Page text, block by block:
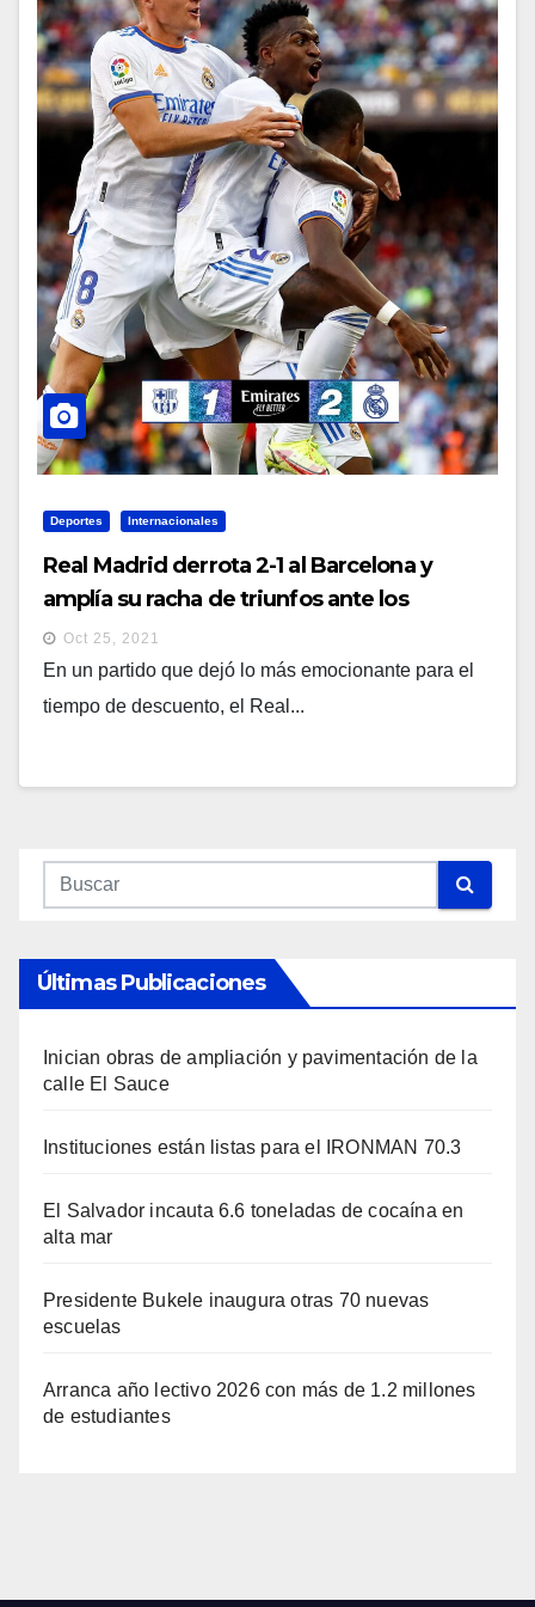
Deportes Internacionales
Real Madrid derrota 2-1 al Barcelona y
amplía su racha de triunfos ante los
azulgrana
Oct 25, 2021
En un partido que dejó lo más emocionante para el
tiempo de descuento, el Real...
Últimas Publicaciones
Inician obras de ampliación y pavimentación de la
calle El Sauce
Instituciones están listas para el IRONMAN 70.3
El Salvador incauta 6.6 toneladas de cocaína en
alta mar
Presidente Bukele inaugura otras 70 nuevas
escuelas
Arranca año lectivo 2026 con más de 1.2 millones
de estudiantes